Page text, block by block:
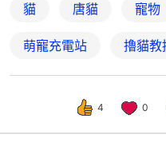
貓 唐貓 寵物
萌寵充電站 擼貓教
4 0